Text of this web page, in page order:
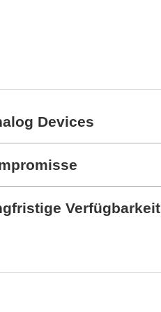
Devices
Verfügbarkeit